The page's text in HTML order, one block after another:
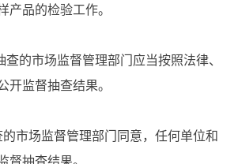
产品的检验工作。
查的市场监督管理部门应当按照法律、
开监督抽查结果。
市场监督管理部门同意，任何单位和
督抽查结果。